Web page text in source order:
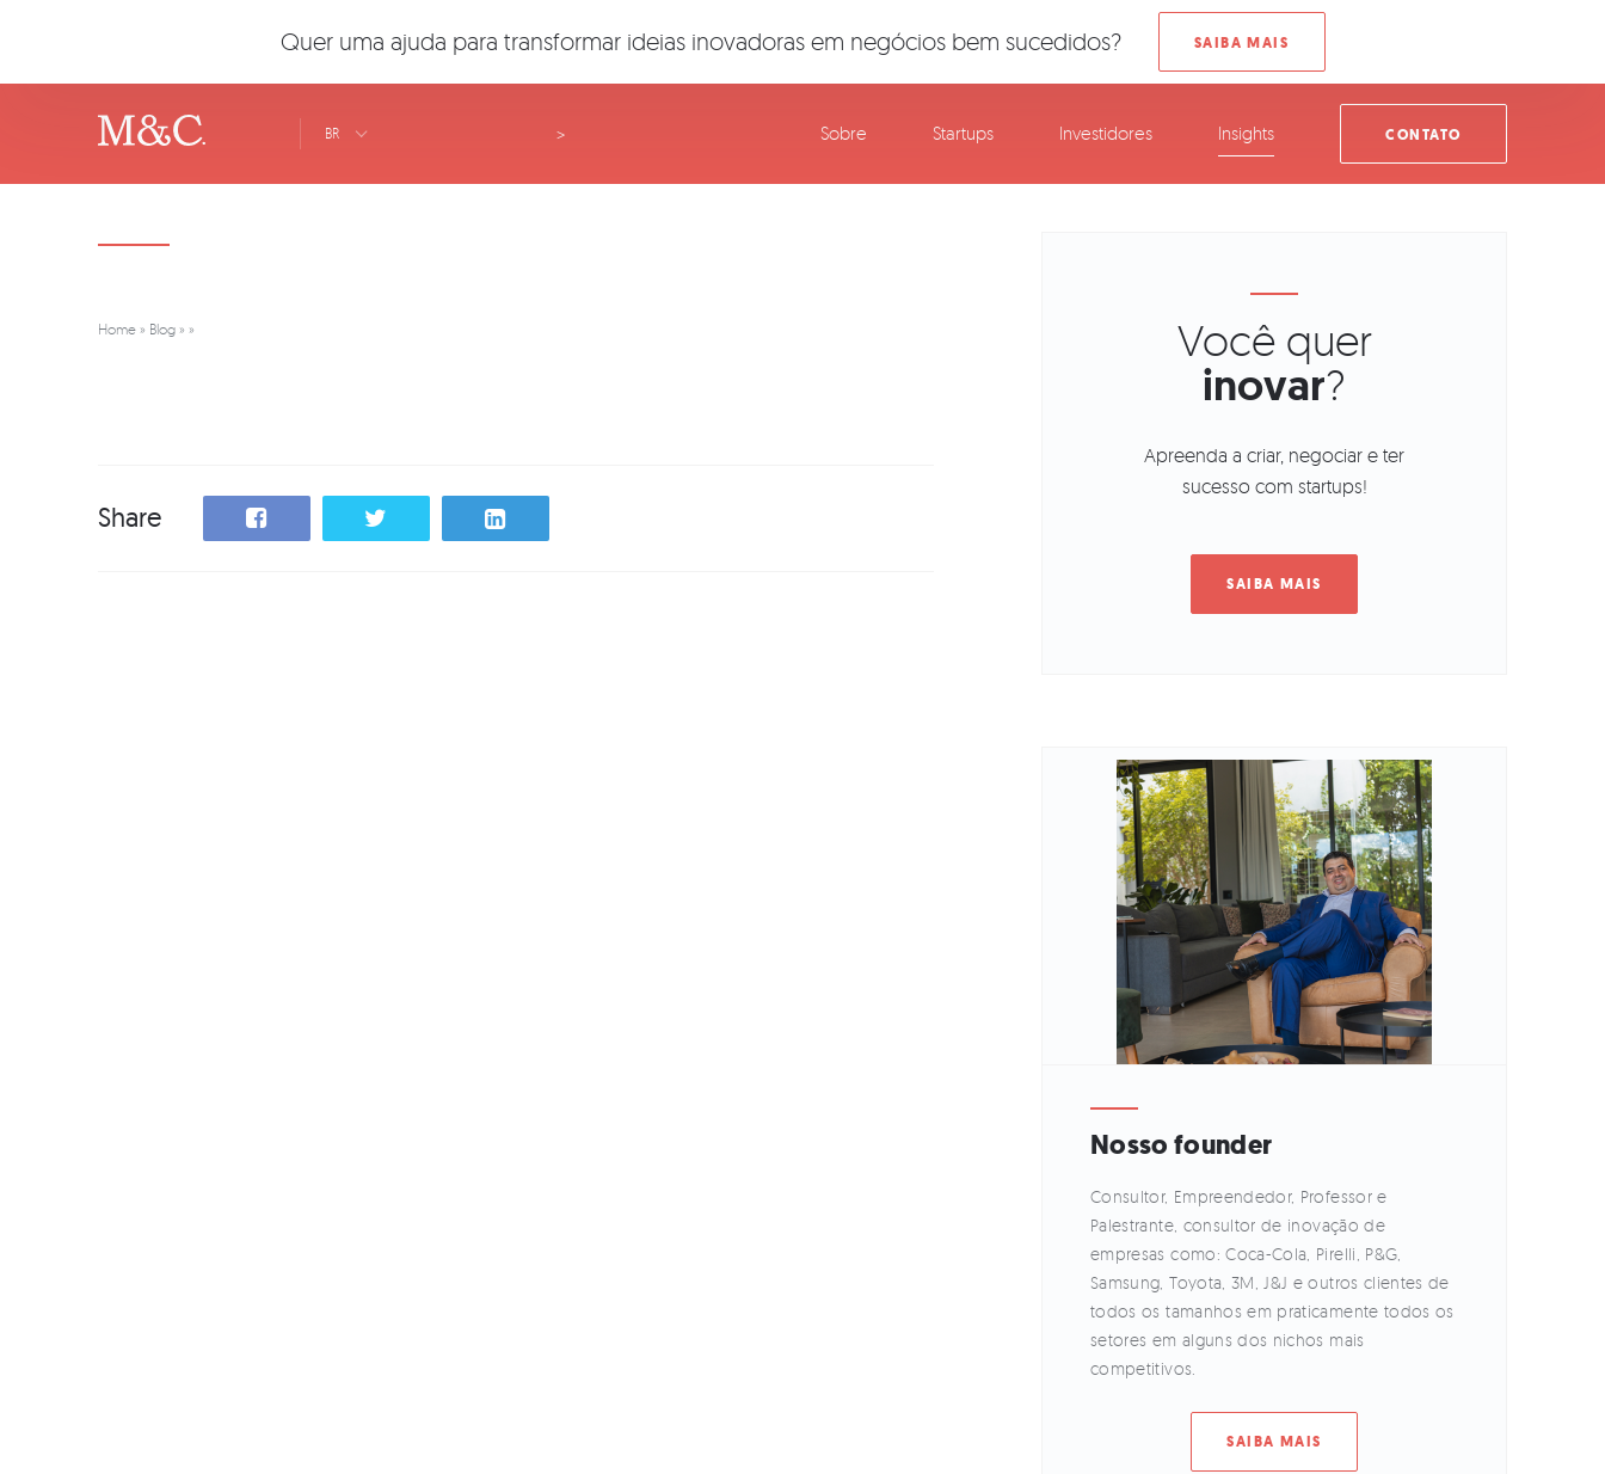
BR > Sobre Startups Investidores Insights CONTATO
Home » Blog » »
Share
Você quer
inovar?
Apreenda a criar, negociar e ter
sucesso com startups!
Nosso founder
Consultor, Empreendedor, Professor e
Palestrante, consultor de inovação de
empresas como: Coca-Cola, Pirelli, P&G,
Samsung, Toyota, 3M, J&J e outros clientes de
todos os tamanhos em praticamente todos os
setores em alguns dos nichos mais
competitivos.
SAIBA MAIS
Quer uma ajuda para transformar ideias inovadoras em negócios bem sucedidos?